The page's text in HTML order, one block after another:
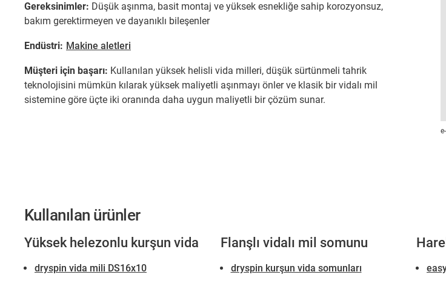
Gereksinimler: Düşük aşınma, basit montaj ve yüksek esnekliğe sahip korozyonsuz,
bakım gerektirmeyen ve dayanıklı bileşenler
Endüstri: Makine aletleri
Müşteri için başarı: Kullanılan yüksek helisli vida milleri, düşük sürtünmeli tahrik
teknolojisini mümkün kılarak yüksek maliyetli aşınmayı önler ve klasik bir vidalı mil
sistemine göre üçte iki oranında daha uygun maliyetli bir çözüm sunar.
Kullanılan ürünler
Yüksek helezonlu kurşun vida
dryspin vida mili DS16x10
Flanşlı vidalı mil somunu
dryspin kurşun vida somunları